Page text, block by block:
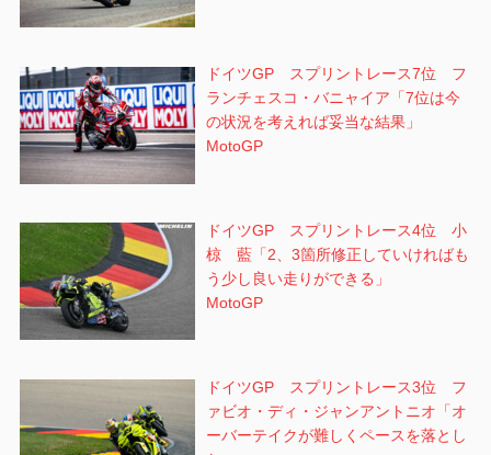
ドイツGP スプリントレース7位 フ
ランチェスコ・バニャイア「7位は今
の状況を考えれば妥当な結果」
MotoGP
ドイツGP スプリントレース4位 小
椋 藍「2、3箇所修正していければも
う少し良い走りができる」
MotoGP
ドイツGP スプリントレース3位 フ
ァビオ・ディ・ジャンアントニオ「オ
ーバーテイクが難しくペースを落とし